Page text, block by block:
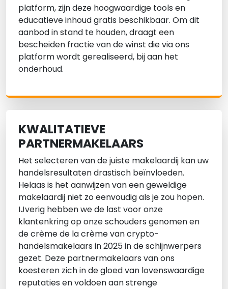
platform, zijn deze hoogwaardige tools en
educatieve inhoud gratis beschikbaar. Om dit
aanbod in stand te houden, draagt een
bescheiden fractie van de winst die via ons
platform wordt gerealiseerd, bij aan het
onderhoud.
KWALITATIEVE
PARTNERMAKELAARS
Het selecteren van de juiste makelaardij kan uw
handelsresultaten drastisch beïnvloeden.
Helaas is het aanwijzen van een geweldige
makelaardij niet zo eenvoudig als je zou hopen.
IJverig hebben we de last voor onze
klantenkring op onze schouders genomen en
de crème de la crème van crypto-
handelsmakelaars in 2025 in de schijnwerpers
gezet. Deze partnermakelaars van ons
koesteren zich in de gloed van lovenswaardige
reputaties en voldoen aan strenge